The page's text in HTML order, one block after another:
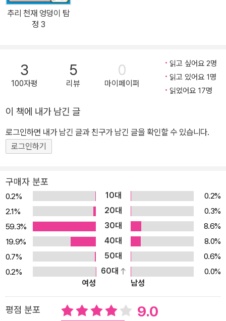
추리 천재 엉덩이 탐
정 3
3
100자평
5
리뷰
0
마이페이퍼
읽고 싶어요 2명
읽고 있어요 1명
읽었어요 17명
이 책에 내가 남긴 글
로그인하면 내가 남긴 글과 친구가 남긴 글을 확인할 수 있습니다.
로그인하기
구매자 분포
0.2% 10대
0.2%
2.1%
20대
0.3%
59.3%
30대
8.6%
19.9%
40대
8.0%
0.7%
50대
0.6%
0.2%
60대
0.0%
여성
남성
평점 분포 9.0